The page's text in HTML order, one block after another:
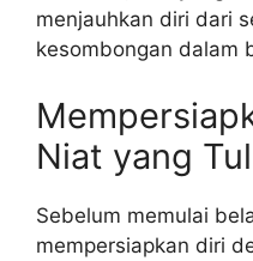
menjauhkan diri dari
kesombongan dalam
Niat yang
Sebelum memulai
mempersiapkan diri